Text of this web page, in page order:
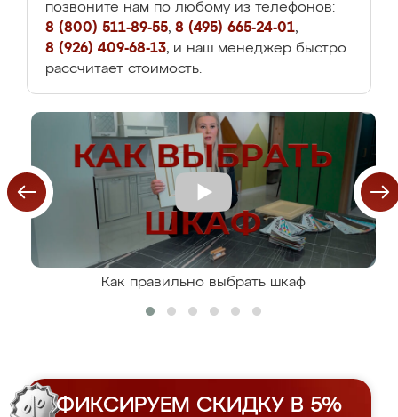
позвоните нам по любому из телефонов:
8 (800) 511-89-55, 8 (495) 665-24-01,
8 (926) 409-68-13, и наш менеджер быстро
рассчитает стоимость.
Как правильно выбрать шкаф
ФИКСИРУЕМ СКИДКУ В 5%